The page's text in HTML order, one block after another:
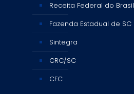
Receita Federal do Brasil
Fazenda Estadual de SC
Sintegra
CRC/SC
CFC